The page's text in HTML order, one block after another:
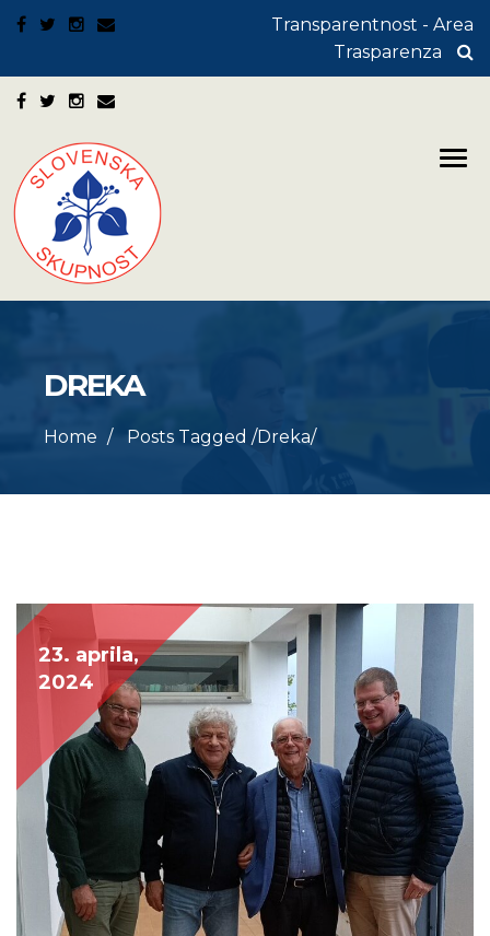
Transparentnost - Area
Trasparenza
DREKA
Home Posts Tagged /Dreka/
23. aprila,
2024